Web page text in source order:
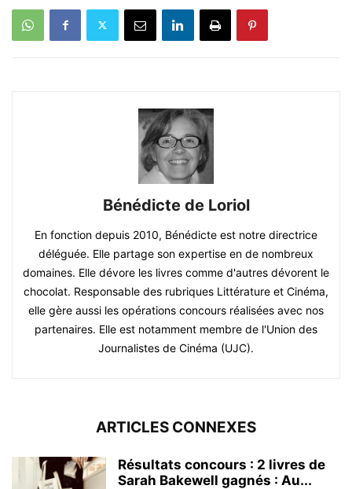
Bénédicte de Loriol
En fonction depuis 2010, Bénédicte est notre directrice
déléguée. Elle partage son expertise en de nombreux
domaines. Elle dévore les livres comme d'autres dévorent le
chocolat. Responsable des rubriques Littérature et Cinéma,
elle gère aussi les opérations concours réalisées avec nos
partenaires. Elle est notamment membre de l'Union des
Journalistes de Cinéma (UJC).
ARTICLES CONNEXES
Résultats concours : 2 livres de
Sarah Bakewell gagnés : Au...